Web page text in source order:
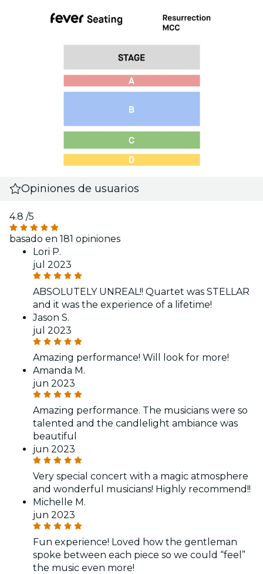
Opiniones de usuarios
4.8 /5
basado en 181 opiniones
Lori P.
jul 2023
ABSOLUTELY UNREAL!! Quartet was STELLAR
and it was the experience of a lifetime!
Jason S.
jul 2023
Amazing performance! Will look for more!
Amanda M.
jun 2023
Amazing performance. The musicians were so
talented and the candlelight ambiance was
beautiful
jun 2023
Very special concert with a magic atmosphere
and wonderful musicians! Highly recommend!!
Michelle M.
jun 2023
Fun experience! Loved how the gentleman
spoke between each piece so we could “feel”
the music even more!